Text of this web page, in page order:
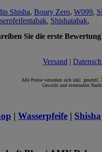
Shisha, Boury Zero, W099,
, Shishatabak,
Sie die erste
Versand |
Alle Preise verstehen sich inkl.
Gewicht und eventueller
| Wasserpfeife | Shisha